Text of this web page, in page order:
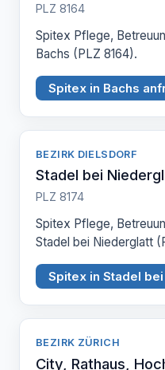
PLZ 8164
Spitex Pflege,
Bachs (PLZ 8164).
Spitex in Bachs
BEZIRK DIELSDORF
Stadel bei
PLZ 8174
Spitex Pflege,
Stadel bei Niederglatt
Spitex in Stadel
BEZIRK ZÜRICH
City, Rathaus,